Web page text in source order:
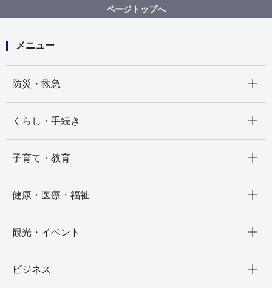
【記者発表】横浜市の花『バラ』をイメージしたロー
ズキャンドルを作りました
ページトップへ
メニュー
防災・救急
くらし・手続き
子育て・教育
健康・医療・福祉
観光・イベント
ビジネス